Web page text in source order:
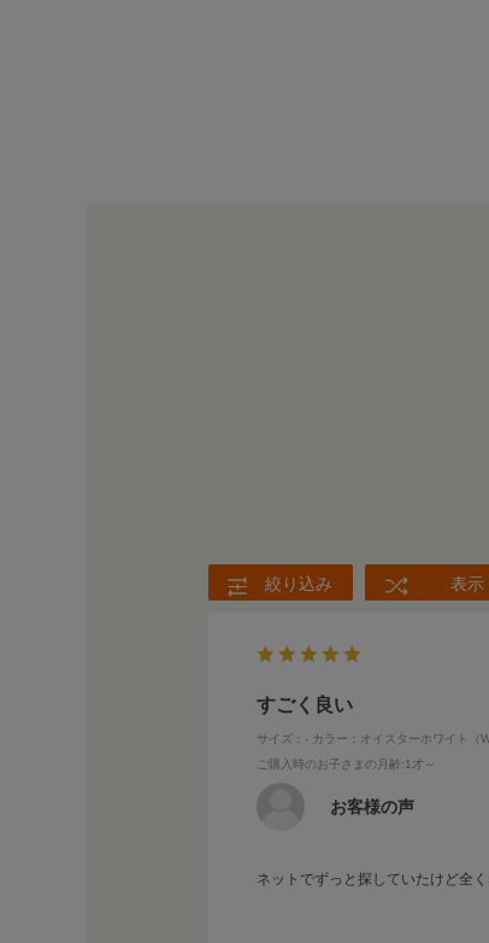
絞り込み 表示
すごく良い
サイズ：- カラー：オイスターホワイト（
ご購入時のお子さまの月齢:1才～
お客様の声
ネットでずっと探していたけど全